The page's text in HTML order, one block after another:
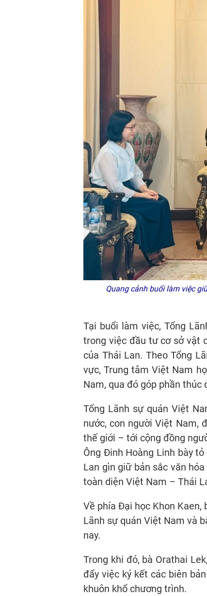
Quang cảnh buổi làm việc
Tại buổi làm việc, Tổng
trong việc đầu tư cơ sở vật
của Thái Lan. Theo Tổng
vực, Trung tâm Việt Nam
Nam, qua đó góp phần thúc
Tổng Lãnh sự quán Việt
nước, con người Việt Nam,
thế giới – tới cộng đồng
Ông Đinh Hoàng Linh bày
Lan gìn giữ bản sắc văn
toàn diện Việt Nam – Thái
Về phía Đại học Khon Kaen,
Lãnh sự quán Việt Nam và
nay.
Trong khi đó, bà Orathai
đẩy việc ký kết các biên
khuôn khổ chương trình.